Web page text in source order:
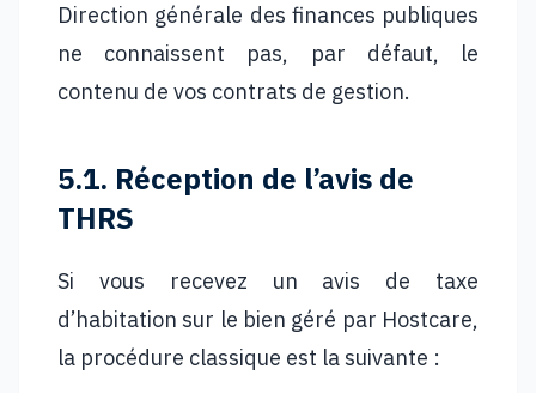
Direction générale des finances publiques
ne connaissent pas, par défaut, le
contenu de vos contrats de gestion.
5.1. Réception de l’avis de
THRS
Si vous recevez un avis de taxe
d’habitation sur le bien géré par Hostcare,
la procédure classique est la suivante :